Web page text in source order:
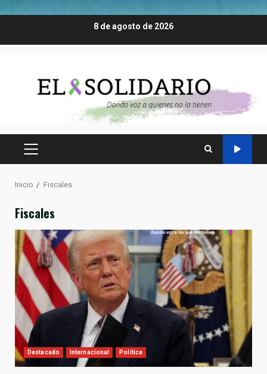
8 de agosto de 2026
MENÚ
Inicio Fiscales
Fiscales
Destacado Internacional Política